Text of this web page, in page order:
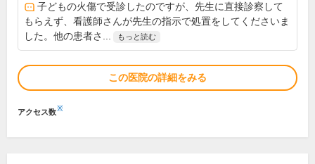
子どもの火傷で受診したのですが、先生に直接診察して
もらえず、看護師さんが先生の指示で処置をしてくださいま
した。他の患者さ...
もっと読む
この医院の詳細をみる
アクセス数※